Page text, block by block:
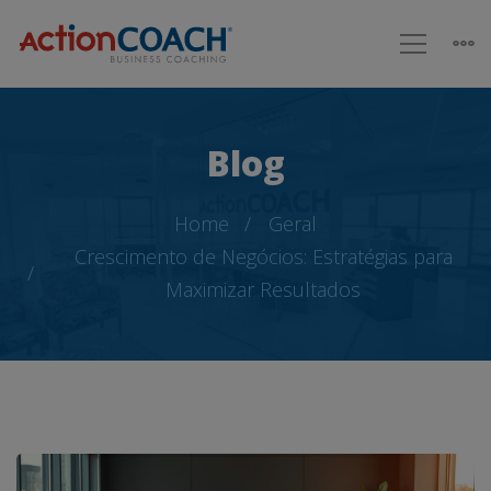
Blog
Home
Geral
Crescimento de Negócios: Estratégias para
Maximizar Resultados